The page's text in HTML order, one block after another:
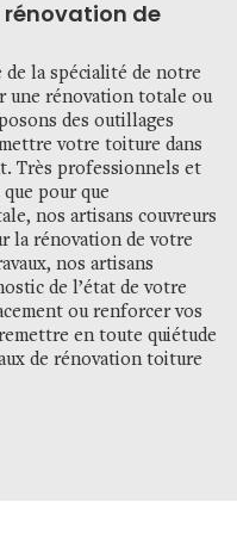
rénovation de
la spécialité de notre
une rénovation totale ou
des outillages
votre toiture dans
Très professionnels et
pour que
nos artisans couvreurs
la rénovation de votre
nos artisans
de l’état de votre
ou renforcer vos
en toute quiétude
de rénovation toiture